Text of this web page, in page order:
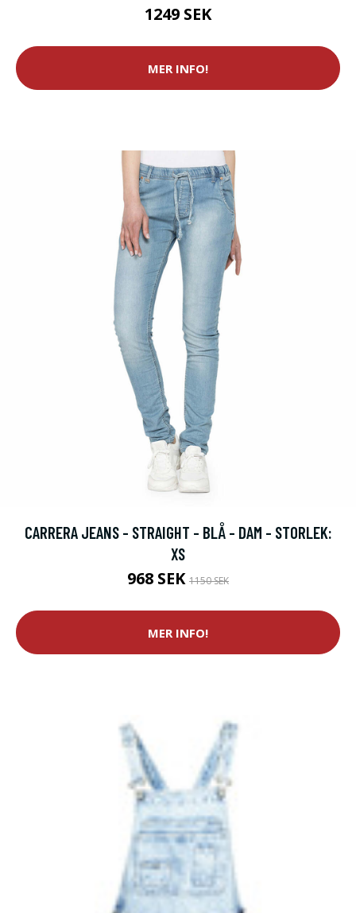
1249 SEK
MER INFO!
CARRERA JEANS - STRAIGHT - BLÅ - DAM - STORLEK:
XS
968 SEK 1150 SEK
MER INFO!